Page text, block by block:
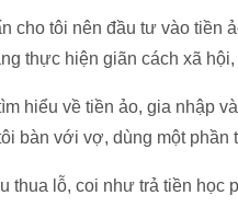
cho tôi nên đầu tư vào
thực hiện giãn cách xã
hiểu về tiền ảo, gia nhập
bàn với vợ, dùng một phần
thua lỗ, coi như trả tiền